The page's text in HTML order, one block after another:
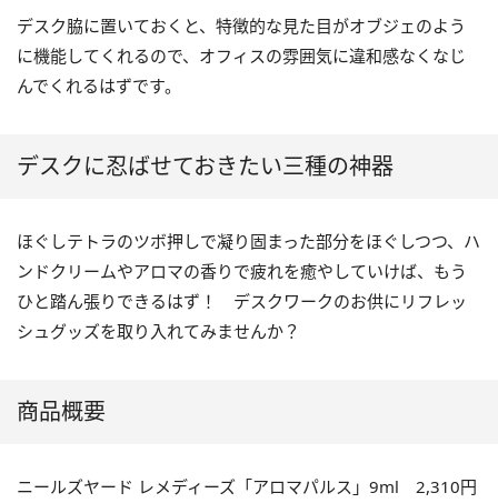
デスク脇に置いておくと、特徴的な見た目がオブジェのよう
に機能してくれるので、オフィスの雰囲気に違和感なくなじ
んでくれるはずです。
デスクに忍ばせておきたい三種の神器
ほぐしテトラのツボ押しで凝り固まった部分をほぐしつつ、ハ
ンドクリームやアロマの香りで疲れを癒やしていけば、もう
ひと踏ん張りできるはず！ デスクワークのお供にリフレッ
シュグッズを取り入れてみませんか？
商品概要
ニールズヤード レメディーズ「アロマパルス」9ml 2,310円